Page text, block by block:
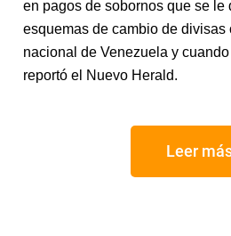
en pagos de sobornos que se le
esquemas de cambio de divisas
nacional de Venezuela y
reportó el Nuevo Herald.
Leer